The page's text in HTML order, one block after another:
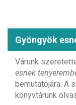
Várunk
esnek
bemutatójára. A
könyvtárunk